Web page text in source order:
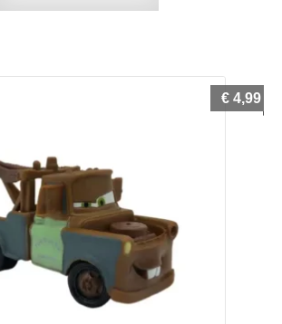
€ 4,99